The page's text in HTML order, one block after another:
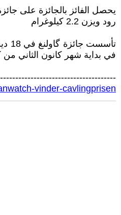
رود ويزن 2.2 كيلوغرام
في بداية شهر كانون الثاني
vinder-cavlingprisen